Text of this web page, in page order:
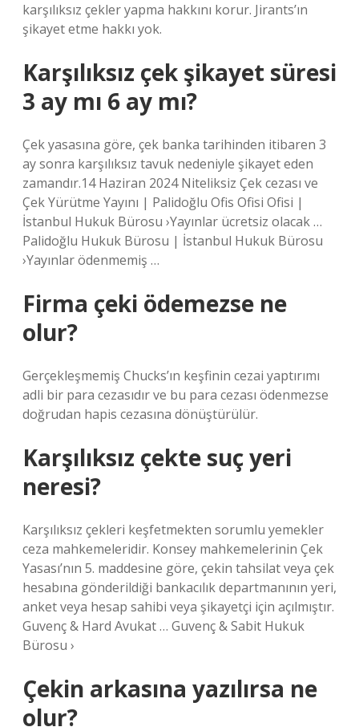
karşılıksız çekler yapma hakkını korur. Jirants’ın
şikayet etme hakkı yok.
Karşılıksız çek şikayet süresi
3 ay mı 6 ay mı?
Çek yasasına göre, çek banka tarihinden itibaren 3
ay sonra karşılıksız tavuk nedeniyle şikayet eden
zamandır.14 Haziran 2024 Niteliksiz Çek cezası ve
Çek Yürütme Yayını | Palidoğlu Ofis Ofisi Ofisi |
İstanbul Hukuk Bürosu ›Yayınlar ücretsiz olacak …
Palidoğlu Hukuk Bürosu | İstanbul Hukuk Bürosu
›Yayınlar ödenmemiş …
Firma çeki ödemezse ne
olur?
Gerçekleşmemiş Chucks’ın keşfinin cezai yaptırımı
adli bir para cezasıdır ve bu para cezası ödenmezse
doğrudan hapis cezasına dönüştürülür.
Karşılıksız çekte suç yeri
neresi?
Karşılıksız çekleri keşfetmekten sorumlu yemekler
ceza mahkemeleridir. Konsey mahkemelerinin Çek
Yasası’nın 5. maddesine göre, çekin tahsilat veya çek
hesabına gönderildiği bankacılık departmanının yeri,
anket veya hesap sahibi veya şikayetçi için açılmıştır.
Guvenç & Hard Avukat … Guvenç & Sabit Hukuk
Bürosu ›
Çekin arkasına yazılırsa ne
olur?